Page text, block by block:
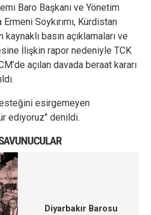
Baro Başkanı ve Yönetim
Soykırımı, Kürdistan
basın açıklamaları ve
İlişkin rapor nedeniyle TCK
açılan davada beraat kararı
esirgemeyen
ediyoruz" denildi.
Diyarbakır Barosu